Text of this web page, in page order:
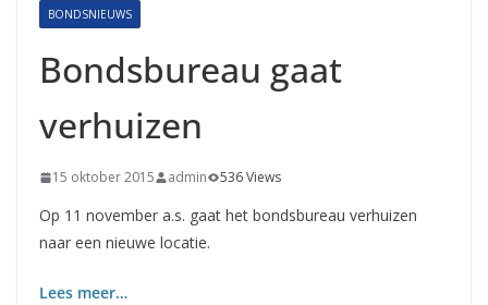
BONDSNIEUWS
Bondsbureau gaat
verhuizen
15 oktober 2015 admin 536 Views
Op 11 november a.s. gaat het bondsbureau verhuizen
naar een nieuwe locatie.
Lees meer…